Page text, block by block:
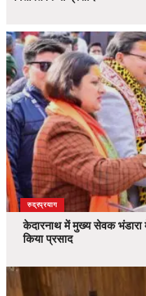
उत्तराखंड
देश
रुद्रप्रयाग
केदारनाथ में मुख्य सेवक भंडारा
किया प्रसाद